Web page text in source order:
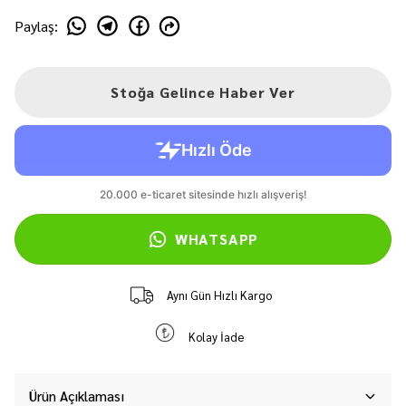
Paylaş:
Stoğa Gelince Haber Ver
WHATSAPP
Aynı Gün Hızlı Kargo
Kolay İade
Ürün Açıklaması